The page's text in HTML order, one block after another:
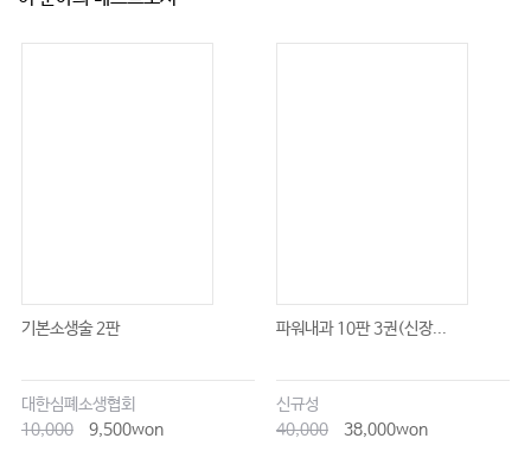
기본소생술 2판
대한심폐소생협회
10,000
9,500won
파워내과 10판 3권(신장...
신규성
40,000
38,000won